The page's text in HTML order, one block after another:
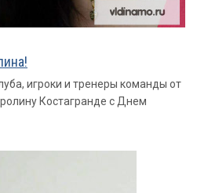
игроки и тренеры команды от
Костагранде с Днем